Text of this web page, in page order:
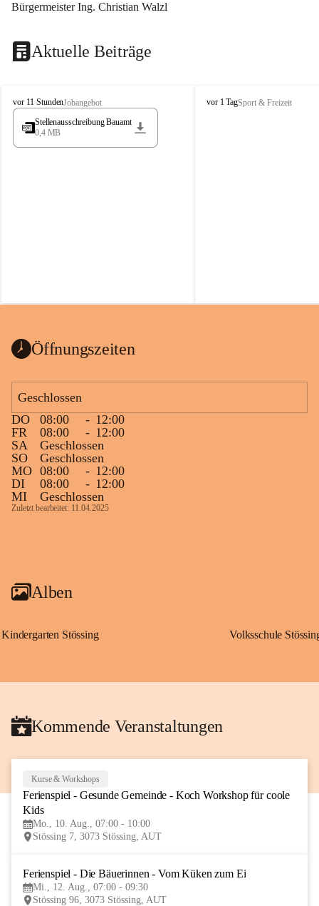
Bürgermeister Ing. Christian Walzl
Aktuelle Beiträge
S
t
s
vor 11 StundenJobangebot
Stellenausschreibung Bauamt
0,4 MB
S
vor 1 TagSport & Freizeit
Öffnungszeiten
Geschlossen
DO
08:00 - 12:00
FR
08:00 - 12:00
SA
Geschlossen
SO
Geschlossen
MO 08:00 - 12:00
DI
08:00 - 12:00
MI
Geschlossen
Zuletzt bearbeitet: 11.04.2025
Alben
Kindergarten Stössing Volksschule
Kommende Veranstaltungen
AUG
Kurse & Workshops
Ferienspiel - Gesunde Gemeinde - Koch Workshop für coole
Kids
Mo., 10. Aug., 07:00 - 10:00
Stössing 7, 3073 Stössing, AUT
Ferienspiel - Die Bäuerinnen - Vom Küken zum Ei
Mi., 12. Aug., 07:00 - 09:30
Stössing 96, 3073 Stössing, AUT